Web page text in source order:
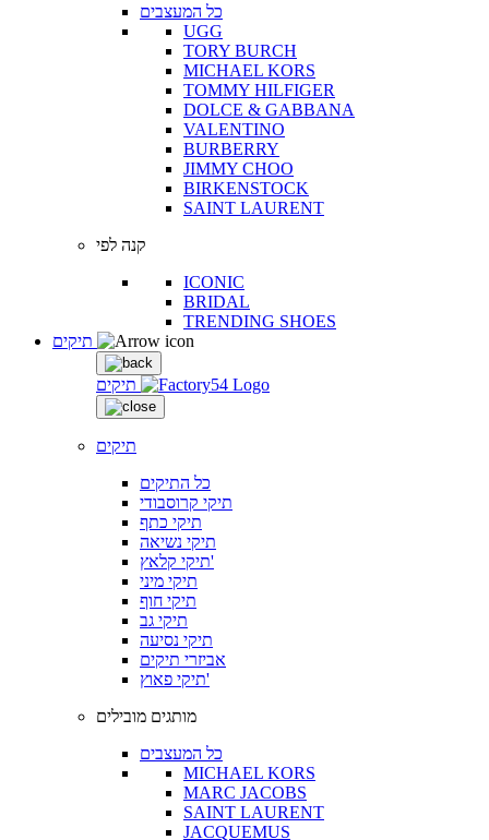
כל המעצבים
UGG
TORY BURCH
MICHAEL KORS
TOMMY HILFIGER
DOLCE & GABBANA
VALENTINO
BURBERRY
JIMMY CHOO
BIRKENSTOCK
SAINT LAURENT
קנה לפי
ICONIC
BRIDAL
TRENDING SHOES
תיקים
תיקים
כל התיקים
תיקי קרוסבודי
תיקי כתף
תיקי נשיאה
תיקי קלאץ'
תיקי מיני
תיקי חוף
תיקי גב
תיקי נסיעה
אביזרי תיקים
תיקי פאוץ'
מותגים מובילים
כל המעצבים
MICHAEL KORS
MARC JACOBS
SAINT LAURENT
JACQUEMUS